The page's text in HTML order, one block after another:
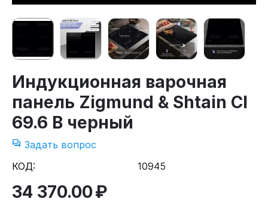
Индукционная варочная
панель Zigmund & Shtain CI
69.6 B черный
Задать вопрос
КОД:
10945
34 370.00₽